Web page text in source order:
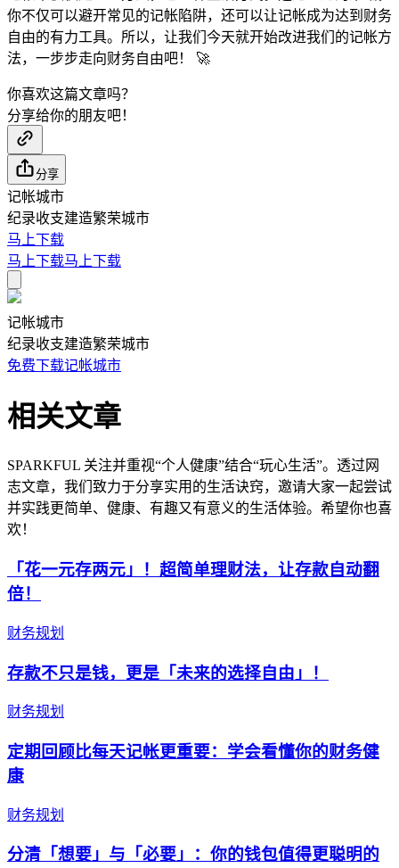
你不仅可以避开常见的记帐陷阱，还可以让记帐成为达到财务
自由的有力工具。所以，让我们今天就开始改进我们的记帐方
法，一步步走向财务自由吧！ 🚀
你喜欢这篇文章吗？
分享给你的朋友吧！
分享
记帐城市
纪录收支建造繁荣城市
马上下载
马上下载马上下载
记帐城市
纪录收支建造繁荣城市
免费下载记帐城市
相关文章
SPARKFUL 关注并重视“个人健康”结合“玩心生活”。透过网
志文章，我们致力于分享实用的生活诀窍，邀请大家一起尝试
并实践更简单、健康、有趣又有意义的生活体验。希望你也喜
欢！
「花一元存两元」！超简单理财法，让存款自动翻
倍！
财务规划
存款不只是钱，更是「未来的选择自由」！
财务规划
定期回顾比每天记帐更重要：学会看懂你的财务健
康
财务规划
分清「想要」与「必要」：你的钱包值得更聪明的